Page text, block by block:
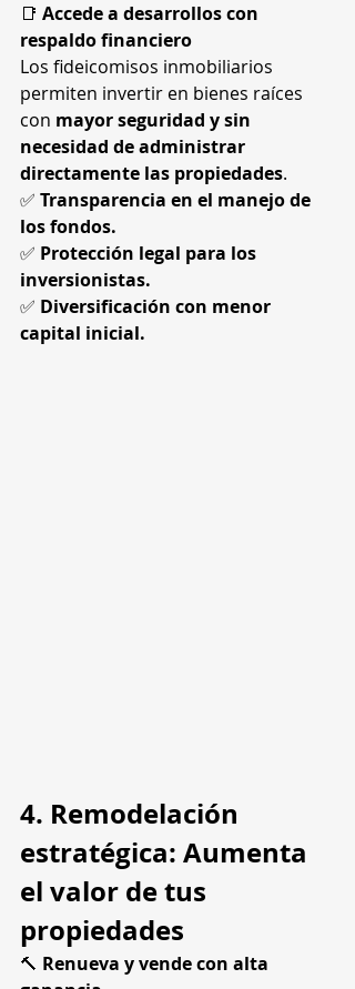
📑 Accede a desarrollos con
respaldo financiero
Los fideicomisos inmobiliarios
permiten invertir en bienes raíces
con mayor seguridad y sin
necesidad de administrar
directamente las propiedades.
✅ Transparencia en el manejo de
los fondos.
✅ Protección legal para los
inversionistas.
✅ Diversificación con menor
capital inicial.
4. Remodelación
estratégica: Aumenta
el valor de tus
propiedades
🔨 Renueva y vende con alta